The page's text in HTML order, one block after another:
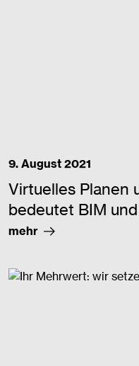
9. August 2021
Virtuelles Planen
bedeutet BIM
mehr